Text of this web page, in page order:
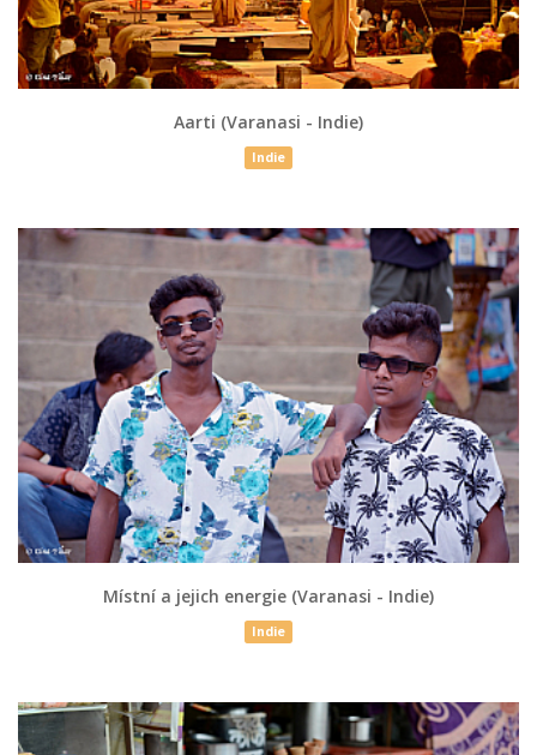
Aarti (Varanasi - Indie)
Indie
Místní a jejich energie (Varanasi - Indie)
Indie